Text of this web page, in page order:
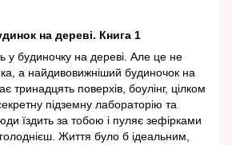
на дереві. Книга 1
у будиночку на дереві. Але це не
а найдивовижніший будиночок на
тринадцять поверхів, боулінг, цілком
підземну лабораторію та
їздить за тобою і пуляє зефірками
Життя було б ідеальним,